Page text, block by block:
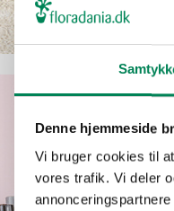
Denne hjemmeside
Vi bruger cookies til
vores trafik. Vi deler